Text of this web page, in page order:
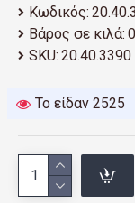
Κωδικός:
Βάρος σε κιλά:
SKU: 20.40.3390
Το είδαν 2525